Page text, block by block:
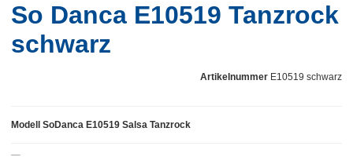
So Danca E10519 Tanzrock
schwarz
Artikelnummer E10519 schwarz
Modell SoDanca E10519 Salsa Tanzrock